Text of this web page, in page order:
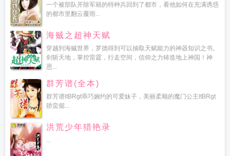
一个被部队开除军籍的特种兵回到了都市，看他如何在充满诱惑
的都市里翻云覆雨...
海贼之超神天赋
穿越到海贼世界，罗德得到可以抽取天赋能力的神器知识之书。
剑斩天地，掌控雷霆，行走空间，信仰之力铸造地上神国！神
恩...
群芳谱(全本)
群芳谱ltBRgt乖巧婉约的可爱妹子，美丽柔顺的魔门公主ltBRgt
骄蛮倔...
洪荒少年猎艳录
...